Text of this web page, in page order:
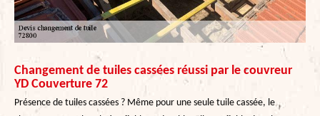
Changement de tuiles cassées réussi par le couvreur
YD Couverture 72
Présence de tuiles cassées ? Même pour une seule tuile cassée, le